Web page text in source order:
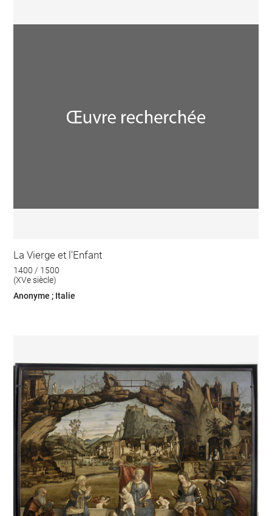
La Vierge et l'Enfant
1400 / 1500
(XVe siècle)
Anonyme ; Italie